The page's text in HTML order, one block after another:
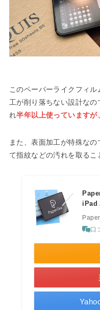
このペーパーライクフィ
工が削り落ちない設計な
れ半年以上使っていますが
また、表面加工が特殊なの
て指紋などの汚れを取るこ
iPad
口